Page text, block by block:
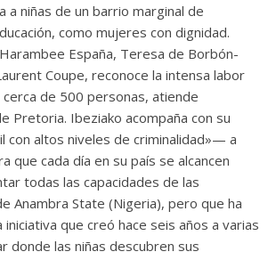
a niñas de un barrio marginal de
como mujeres con dignidad.
España, Teresa de Borbón-
Coupe, reconoce la intensa labor
de 500 personas, atiende
Pretoria. Ibeziako acompaña con su
altos niveles de criminalidad»— a
que cada día en su país se alcancen
todas las capacidades de las
Anambra State (Nigeria), pero que ha
que creó hace seis años a varias
donde las niñas descubren sus